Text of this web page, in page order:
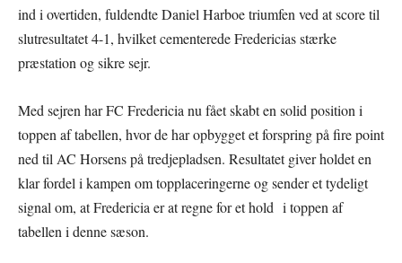
ind i overtiden, fuldendte Daniel Harboe triumfen ved at score til
slutresultatet 4-1, hvilket cementerede Fredericias stærke
præstation og sikre sejr.
Med sejren har FC Fredericia nu fået skabt en solid position i
toppen af tabellen, hvor de har opbygget et forspring på fire point
ned til AC Horsens på tredjepladsen. Resultatet giver holdet en
klar fordel i kampen om topplaceringerne og sender et tydeligt
signal om, at Fredericia er at regne for et hold i toppen af
tabellen i denne sæson.